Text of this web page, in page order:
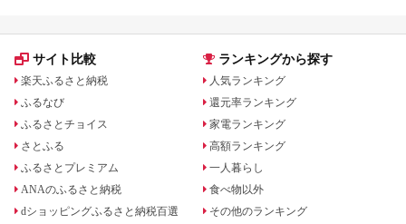
サイト比較
楽天ふるさと納税
ふるなび
ふるさとチョイス
さとふる
ふるさとプレミアム
ANAのふるさと納税
dショッピングふるさと納税百選
ランキングから探す
人気ランキング
還元率ランキング
家電ランキング
高額ランキング
一人暮らし
食べ物以外
その他のランキング